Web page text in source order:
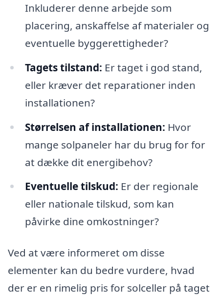
Inkluderer denne arbejde som
placering, anskaffelse af materialer og
eventuelle byggerettigheder?
Tagets tilstand: Er taget i god stand,
eller kræver det reparationer inden
installationen?
Størrelsen af installationen: Hvor
mange solpaneler har du brug for for
at dække dit energibehov?
Eventuelle tilskud: Er der regionale
eller nationale tilskud, som kan
påvirke dine omkostninger?
Ved at være informeret om disse
elementer kan du bedre vurdere, hvad
der er en rimelig pris for solceller på taget